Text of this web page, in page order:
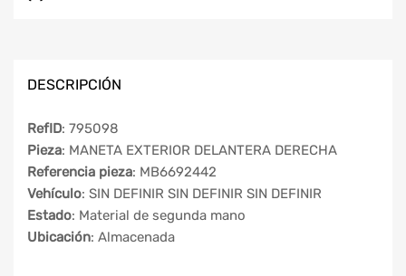
DESCRIPCIÓN
RefID: 795098
Pieza: MANETA EXTERIOR DELANTERA DERECHA
Referencia pieza: MB6692442
Vehículo: SIN DEFINIR SIN DEFINIR SIN DEFINIR
Estado: Material de segunda mano
Ubicación: Almacenada